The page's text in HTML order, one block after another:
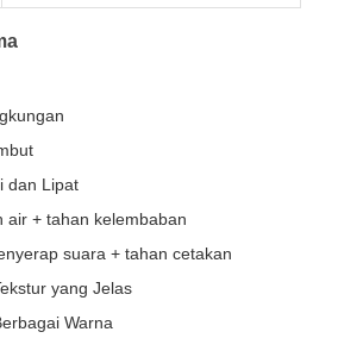
dan Lipat
air + tahan kelembaban
suara + tahan cetakan
yang Jelas
Warna